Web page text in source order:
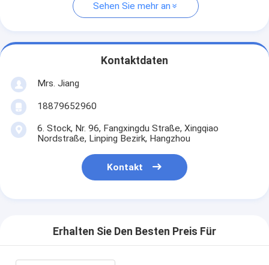
Sehen Sie mehr an
Kontaktdaten
Mrs. Jiang
18879652960
6. Stock, Nr. 96, Fangxingdu Straße, Xingqiao
Nordstraße, Linping Bezirk, Hangzhou
Kontakt
Erhalten Sie Den Besten Preis Für